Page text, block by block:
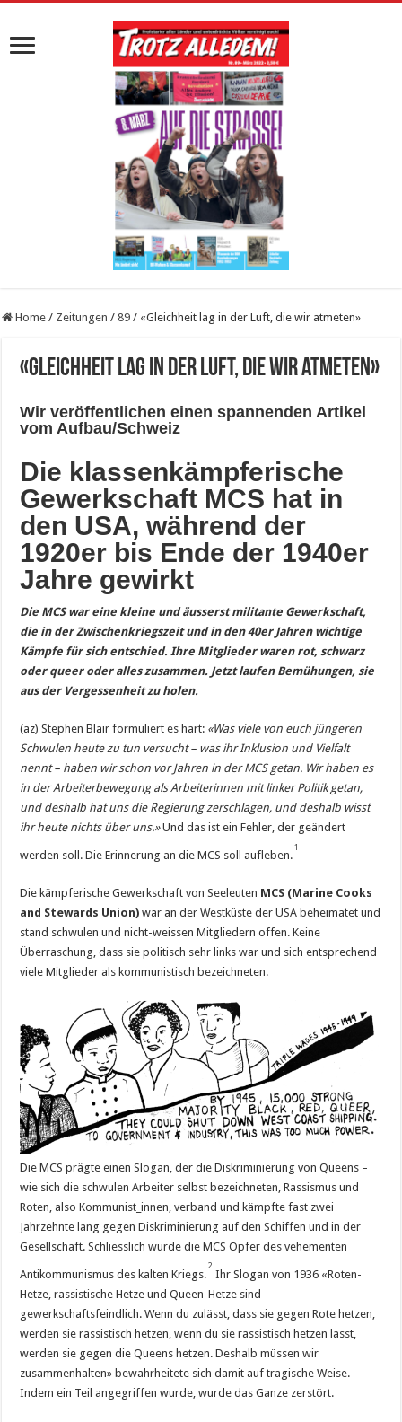
Home / Zeitungen / 89 / «Gleichheit lag in der Luft, die wir atmeten»
«Gleichheit lag in der Luft, die wir atmeten»
Wir veröffentlichen einen spannenden Artikel
vom Aufbau/Schweiz
Die klassenkämpferische
Gewerkschaft MCS hat in
den USA, während der
1920er bis Ende der 1940er
Jahre gewirkt
Die MCS war eine kleine undäusserst militante Gewerkschaft,
die in der Zwischenkriegszeit und in den 40er Jahren wichtige
Kämpfe für sich entschied. Ihre Mitglieder waren rot, schwarz
oder queer oder alles zusammen. Jetzt laufen Bemühungen, sie
aus der Vergessenheit zu holen.
(az) Stephen Blair formuliert es hart: «Was viele von euch jüngeren
Schwulen heute zu tun versucht – was ihr Inklusion und Vielfalt
nennt – haben wir schon vor Jahren in der MCS getan. Wir haben es
in der Arbeiterbewegung als Arbeiterinnen mit linker Politik getan,
und deshalb hat uns die Regierung zerschlagen, und deshalb wisst
ihr heute nichts über uns.»Und das ist ein Fehler, der geändert
werden soll. Die Erinnerung an die MCS soll aufleben.
1
Die kämpferische Gewerkschaft von Seeleuten MCS (Marine Cooks
and Stewards Union)war an der Westküste der USA beheimatet und
stand schwulen und nicht-weissen Mitgliedern offen. Keine
Überraschung, dass sie politisch sehr links war und sich entsprechend
viele Mitglieder als kommunistisch bezeichneten.
Die MCS prägte einen Slogan, der die Diskriminierung von Queens –
wie sich die schwulen Arbeiter selbst bezeichneten, Rassismus und
Roten, also Kommunist_innen, verband und kämpfte fast zwei
Jahrzehnte lang gegen Diskriminierung auf den Schiffen und in der
Gesellschaft. Schliesslich wurde die MCS Opfer des vehementen
Antikommunismus des kalten Kriegs.
2
Ihr Slogan von 1936 «Roten-
Hetze, rassistische Hetze und Queen-Hetze sind
gewerkschaftsfeindlich. Wenn du zulässt, dass sie gegen Rote hetzen,
werden sie rassistisch hetzen, wenn du sie rassistisch hetzen lässt,
werden sie gegen die Queens hetzen. Deshalb müssen wir
zusammenhalten» bewahrheitete sich damit auf tragische Weise.
Indem ein Teil angegriffen wurde, wurde das Ganze zerstört.